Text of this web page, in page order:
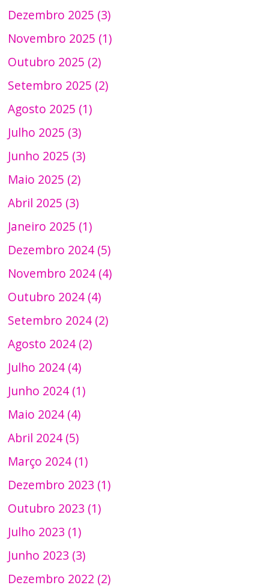
Dezembro 2025 (3)
Novembro 2025 (1)
Outubro 2025 (2)
Setembro 2025 (2)
Agosto 2025 (1)
Julho 2025 (3)
Junho 2025 (3)
Maio 2025 (2)
Abril 2025 (3)
Janeiro 2025 (1)
Dezembro 2024 (5)
Novembro 2024 (4)
Outubro 2024 (4)
Setembro 2024 (2)
Agosto 2024 (2)
Julho 2024 (4)
Junho 2024 (1)
Maio 2024 (4)
Abril 2024 (5)
Março 2024 (1)
Dezembro 2023 (1)
Outubro 2023 (1)
Julho 2023 (1)
Junho 2023 (3)
Dezembro 2022 (2)